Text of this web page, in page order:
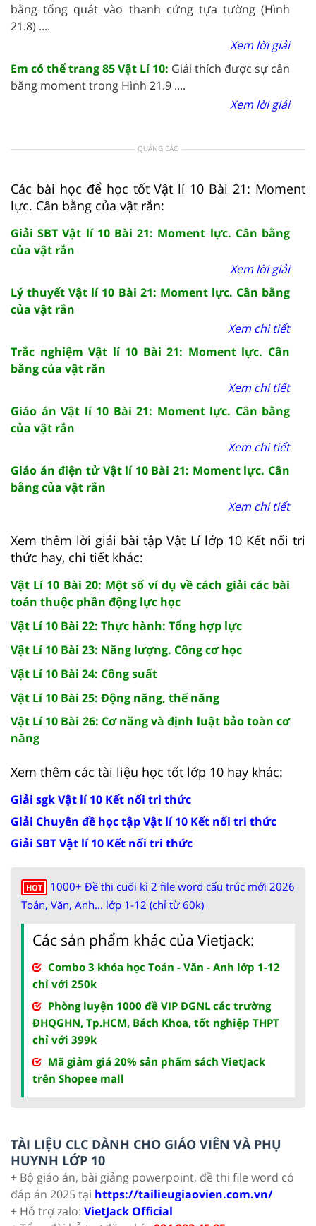
bằng tổng quát vào thanh cứng tựa tường (Hình
21.8) ....
Xem lời giải
Em có thể trang 85 Vật Lí 10: Giải thích được sự cân
bằng moment trong Hình 21.9 ....
Xem lời giải
QUẢNG CÁO
Các bài học để học tốt Vật lí 10 Bài 21: Moment
lực. Cân bằng của vật rắn:
Giải SBT Vật lí 10 Bài 21: Moment lực. Cân bằng
của vật rắn
Xem lời giải
Lý thuyết Vật lí 10 Bài 21: Moment lực. Cân bằng
của vật rắn
Xem chi tiết
Trắc nghiệm Vật lí 10 Bài 21: Moment lực. Cân
bằng của vật rắn
Xem chi tiết
Giáo án Vật lí 10 Bài 21: Moment lực. Cân bằng
của vật rắn
Xem chi tiết
Giáo án điện tử Vật lí 10 Bài 21: Moment lực. Cân
bằng của vật rắn
Xem chi tiết
Xem thêm lời giải bài tập Vật Lí lớp 10 Kết nối tri
thức hay, chi tiết khác:
Vật Lí 10 Bài 20: Một số ví dụ về cách giải các bài
toán thuộc phần động lực học
Vật Lí 10 Bài 22: Thực hành: Tổng hợp lực
Vật Lí 10 Bài 23: Năng lượng. Công cơ học
Vật Lí 10 Bài 24: Công suất
Vật Lí 10 Bài 25: Động năng, thế năng
Vật Lí 10 Bài 26: Cơ năng và định luật bảo toàn cơ
năng
Xem thêm các tài liệu học tốt lớp 10 hay khác:
Giải sgk Vật lí 10 Kết nối tri thức
Giải Chuyên đề học tập Vật lí 10 Kết nối tri thức
Giải SBT Vật lí 10 Kết nối tri thức
HOT
1000+ Đề thi cuối kì 2 file word cấu trúc mới 2026
Toán, Văn, Anh... lớp 1-12 (chỉ từ 60k)
Các sản phẩm khác của Vietjack:
Combo 3 khóa học Toán - Văn - Anh lớp 1-12
chỉ với 250k
Phòng luyện 1000 đề VIP ĐGNL các trường
ĐHQGHN, Tp.HCM, Bách Khoa, tốt nghiệp THPT
chỉ với 399k
Mã giảm giá 20% sản phẩm sách VietJack
trên Shopee mall
TÀI LIỆU CLC DÀNH CHO GIÁO VIÊN VÀ PHỤ
HUYNH LỚP 10
+ Bộ giáo án, bài giảng powerpoint, đề thi file word có
đáp án 2025 tại https://tailieugiaovien.com.vn/
+ Hỗ trợ zalo: VietJack Official